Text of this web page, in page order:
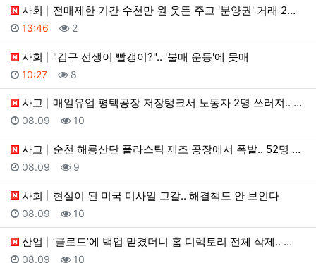
사회 전매제한 기간 수천만 원 웃돈 주고 '분양권' 거래 2…
등록일
13:46 조회
2
사회 "김구 선생이 빨갱이?".. '불매 운동'에 뭇매
등록일
10:27 조회
8
사고 매일유업 평택공장 저장탱크서 노동자 2명 쓰러져.. 1…
등록일
08.09 조회
10
사고 순천 해룡산단 플라스틱 제조 공장에서 폭발.. 52명 …
등록일
08.09 조회
9
사회 현실이 된 미국 미사일 고갈.. 해결책도 안 보인다
등록일
08.09 조회
10
산업 ‘클로드’에 백업 맡겼더니 홈 디렉토리 전체 삭제.. …
등록일
08.09 조회
10